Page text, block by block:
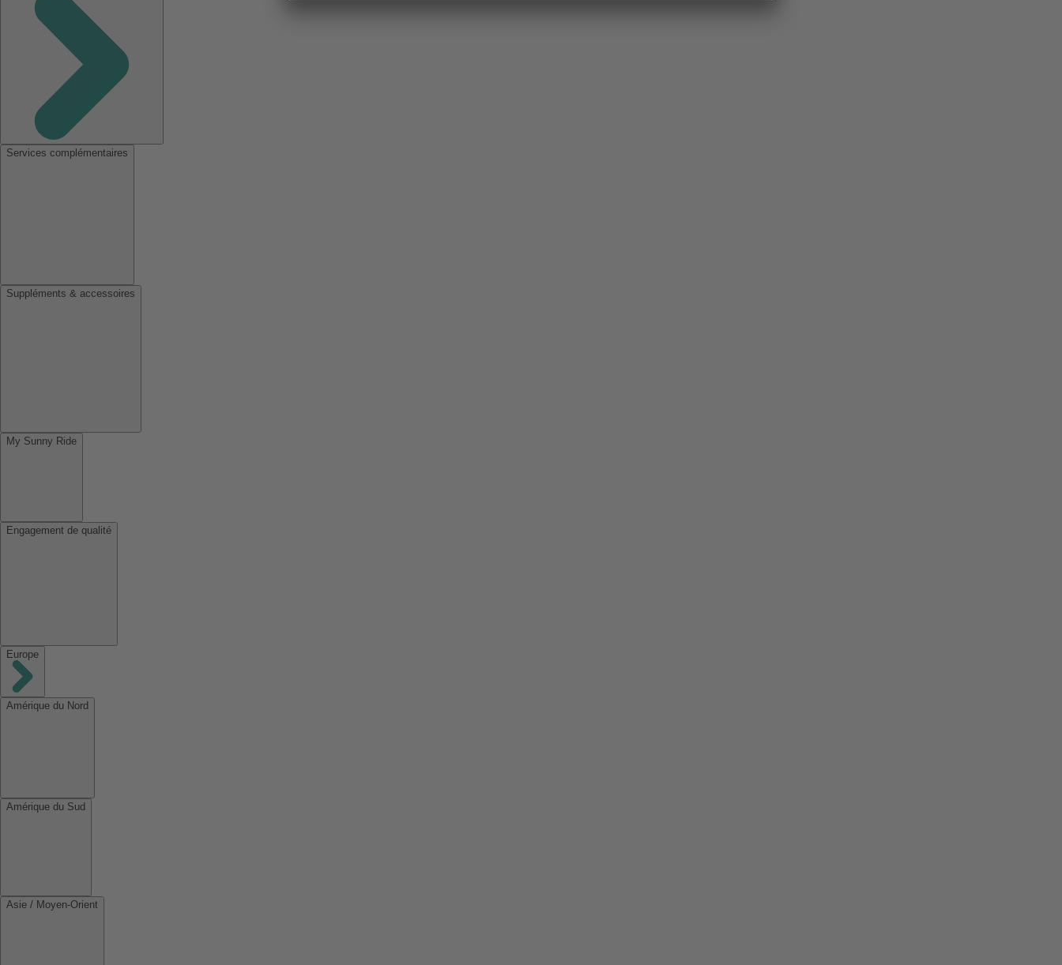
Services complémentaires
Suppléments & accessoires
My Sunny Ride
Engagement de qualité
Europe
Amérique du Nord
Amérique du Sud
Asie / Moyen-Orient